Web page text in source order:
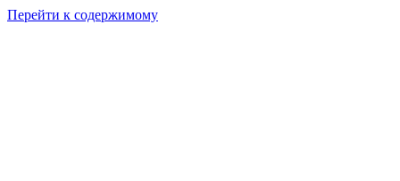
Перейти к содержимому